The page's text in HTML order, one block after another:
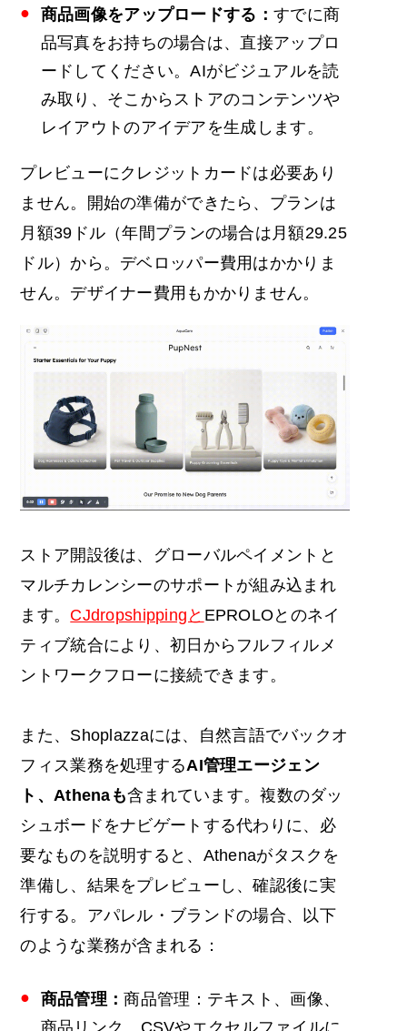
商品画像をアップロードする： すでに商
品写真をお持ちの場合は、直接アップロ
ードしてください。AIがビジュアルを読
み取り、そこからストアのコンテンツや
レイアウトのアイデアを生成します。
プレビューにクレジットカードは必要あり
ません。開始の準備ができたら、プランは
月額39ドル（年間プランの場合は月額29.25
ドル）から。デベロッパー費用はかかりま
せん。デザイナー費用もかかりません。
ストア開設後は、グローバルペイメントと
マルチカレンシーのサポートが組み込まれ
ます。 CJdropshippingと EPROLOとのネイ
ティブ統合により、初日からフルフィルメ
ントワークフローに接続できます。
また、Shoplazzaには、自然言語でバックオ
フィス業務を処理するAI管理エージェン
ト、Athenaも含まれています。複数のダッ
シュボードをナビゲートする代わりに、必
要なものを説明すると、Athenaがタスクを
準備し、結果をプレビューし、確認後に実
行する。アパレル・ブランドの場合、以下
のような業務が含まれる：
商品管理：商品管理：テキスト、画像、